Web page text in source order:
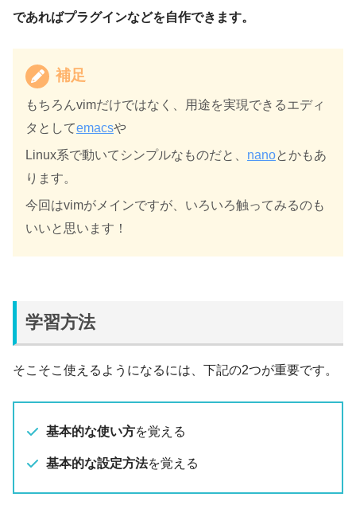
であればプラグインなどを自作できます。
補足
もちろんvimだけではなく、用途を実現できるエディ
タとしてemacsや
Linux系で動いてシンプルなものだと、 nanoとかもあ
ります。
今回はvimがメインですが、いろいろ触ってみるのも
いいと思います！
学習方法
そこそこ使えるようになるには、下記の2つが重要です。
基本的な使い方を覚える
基本的な設定方法を覚える